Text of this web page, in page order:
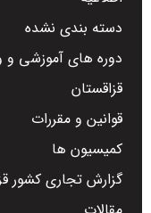
دسته بندی نشده
دوره های آموزشی و
قزاقستان
قوانین و مقررات
کمیسیون ها
گزارش تجاری کشور